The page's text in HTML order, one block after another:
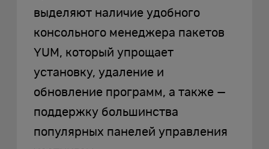
выделяют наличие удобного
консольного менеджера пакетов
YUM, который упрощает
установку, удаление и
обновление программ, а также —
поддержку большинства
популярных панелей управления